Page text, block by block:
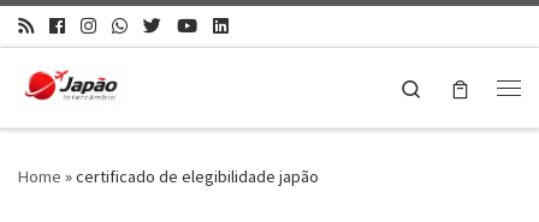
Search
Home »certificado de elegibilidade japão